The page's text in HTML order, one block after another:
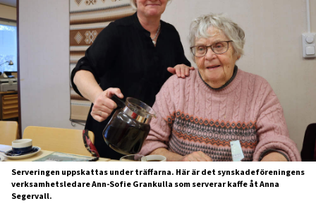
Serveringen uppskattas under träffarna. Här är det synskadeföreningens
verksamhetsledare Ann-Sofie Grankulla som serverar kaffe åt Anna
Segervall.